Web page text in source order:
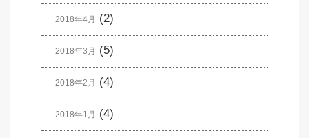
2018年4月 (2)
2018年3月 (5)
2018年2月 (4)
2018年1月 (4)